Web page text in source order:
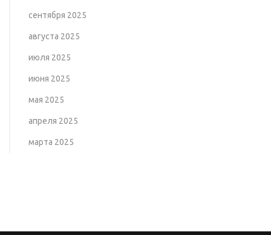
сентября 2025
августа 2025
июля 2025
июня 2025
мая 2025
апреля 2025
марта 2025